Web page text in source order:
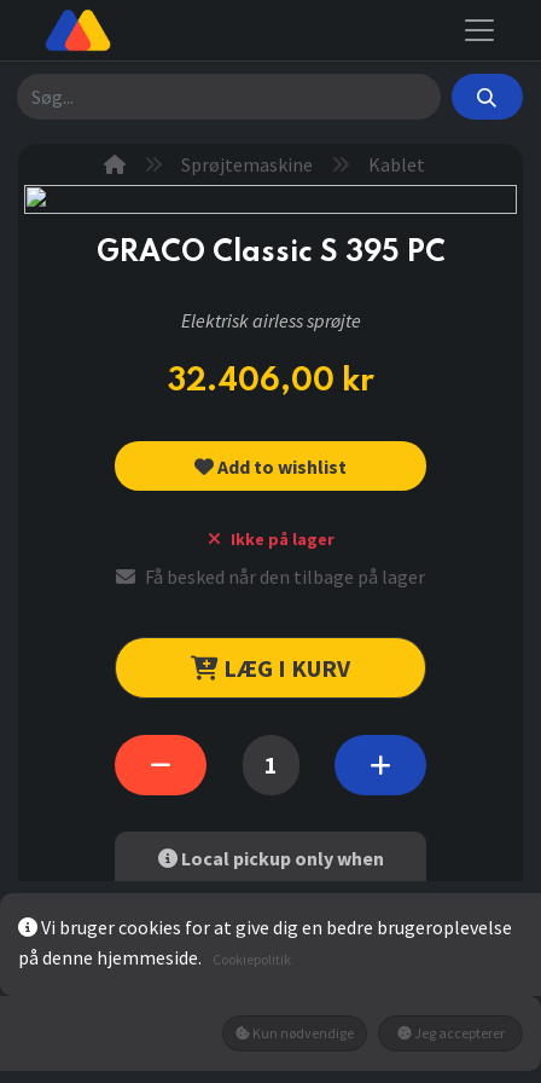
Søg
Sprøjtemaskine Kablet
GRACO Classic S 395 PC
Elektrisk airless sprøjte
32.406,00 kr
Add to wishlist
Ikke på lager
Få besked når den tilbage på lager
LÆG I KURV
Local pickup only when
Ring til
27 50 74 72
for
specialleveringsmuligheder.
Vi bruger cookies for at give dig en bedre brugeroplevelse
på denne hjemmeside.
Cookiepolitik
Kun nødvendige Jeg accepterer